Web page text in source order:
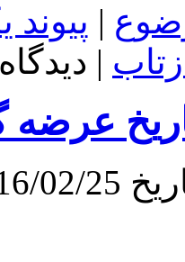
| پیوند
|
در